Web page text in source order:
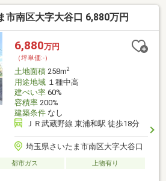
市南区大字大谷口 6,880万円
6,880万円
（坪単価:-）
土地面積258m2
用途地域１種中高
建ぺい率60%
容積率200%
建築条件なし
ＪＲ武蔵野線 東浦和駅 徒歩18分
埼玉県さいたま市南区大字大谷口
都市ガス
上物有り